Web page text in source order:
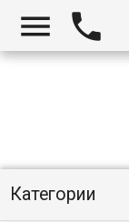
 
Категории